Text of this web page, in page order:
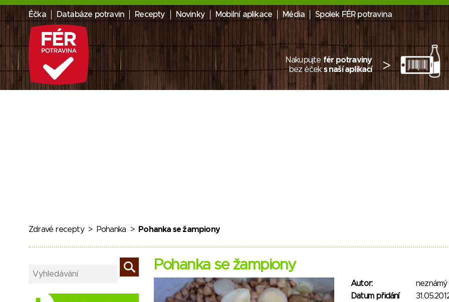
Éčka Databáze potravin Recepty Novinky Mobilní aplikace Média Spolek FÉR potravina
Nakupujte fér potraviny
bez éčeks naší aplikací >
Zdravé recepty> Pohanka > Pohanka se žampiony
Pohanka se žampiony
Autor:
neznámý
Datum přidání